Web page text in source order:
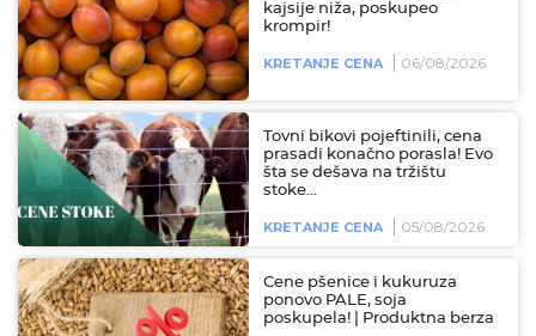
kajsije niža, poskupeo
krompir!
KRETANJE CENA 06/08/2026
Tovni bikovi pojeftinili, cena
prasadi konačno porasla! Evo
šta se dešava na tržištu
stoke...
KRETANJE CENA 05/08/2026
Cene pšenice i kukuruza
ponovo PALE, soja
poskupela! | Produktna berza